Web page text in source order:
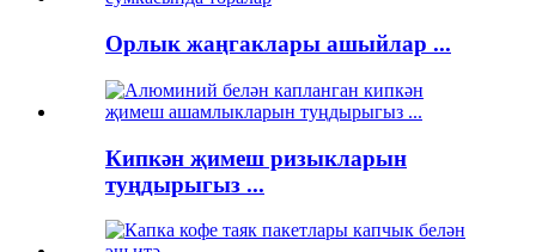
Орлык жаңгаклары ашыйлар ...
Кипкән җимеш ризыкларын
туңдырыгыз ...